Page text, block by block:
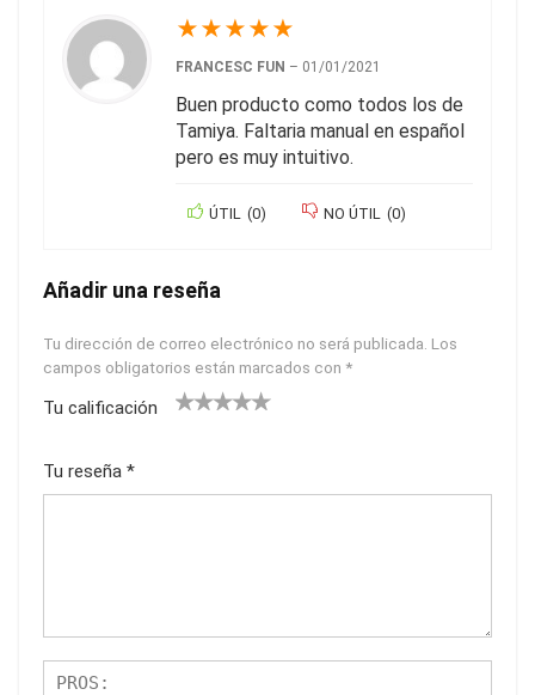
★★★★★
FRANCESC FUN – 01/01/2021
Buen producto como todos los de
Tamiya. Faltaria manual en español
pero es muy intuitivo.
ÚTIL (0) NO ÚTIL (0)
Añadir una reseña
Tu dirección de correo electrónico no será publicada. Los
campos obligatorios están marcados con *
Tu calificación
Tu reseña *